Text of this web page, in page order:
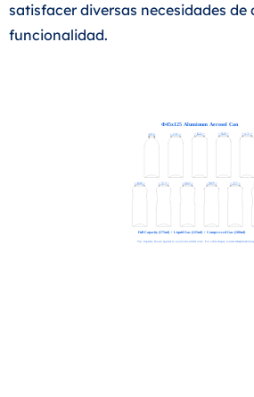
satisfacer diversas necesidades de
funcionalidad.